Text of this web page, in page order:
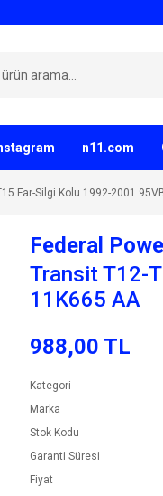
n11.com
Far-Silgi Kolu 1992-2001
Federal
Transit T12-
11K665 AA
988,00 TL
Kategori
Marka
Stok Kodu
Garanti Süresi
Fiyat